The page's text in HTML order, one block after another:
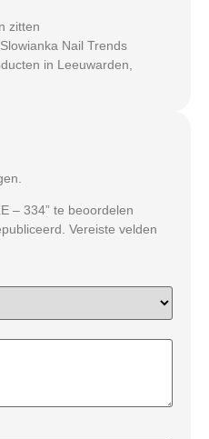
zitten
Nail Trends
in Leeuwarden,
– 334” te beoordelen
Vereiste velden